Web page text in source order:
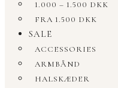
1.000 – 1.500 DKK
FRA 1.500 DKK
SALE
ACCESSORIES
ARMBÅND
HALSKÆDER